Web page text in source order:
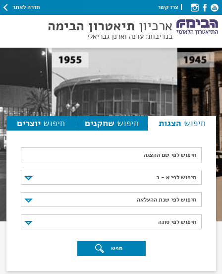
צרו קשר חזרה לאתר
ארכיון תיאטרון הבימה
בנדיבות: עדנה וארנן גבריאלי
חיפוש הצגות חיפוש שחקנים חיפוש יוצרים
חיפוש לפי שם ההצגה
חיפוש לפי א - ב
חיפוש לפי א - ב
חיפוש לפי שנת ההעלאה
חיפוש לפי שנת ההעלאה
חיפוש לפי סוגה
חיפוש לפי סוגה
חפש